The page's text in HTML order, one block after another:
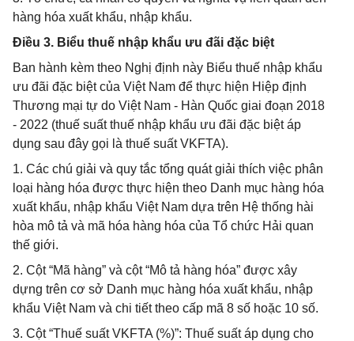
hàng hóa xuất khẩu, nhập khẩu.
Điều 3. Biểu thuế nhập khẩu ưu đãi đặc biệt
Ban hành kèm theo Nghị định này Biểu thuế nhập khẩu
ưu đãi đặc biệt của Việt Nam để thực hiện Hiệp định
Thương mại tự do Việt Nam - Hàn Quốc giai đoạn 2018
- 2022 (thuế suất thuế nhập khẩu ưu đãi đặc biệt áp
dụng sau đây gọi là thuế suất VKFTA).
1. Các chú giải và quy tắc tổng quát giải thích việc phân
loại hàng hóa được thực hiện theo Danh mục hàng hóa
xuất khẩu, nhập khẩu Việt Nam dựa trên Hệ thống hài
hòa mô tả và mã hóa hàng hóa của Tổ chức Hải quan
thế giới.
2. Cột “Mã hàng” và cột “Mô tả hàng hóa” được xây
dựng trên cơ sở Danh mục hàng hóa xuất khẩu, nhập
khẩu Việt Nam và chi tiết theo cấp mã 8 số hoặc 10 số.
3. Cột “Thuế suất VKFTA (%)”: Thuế suất áp dụng cho